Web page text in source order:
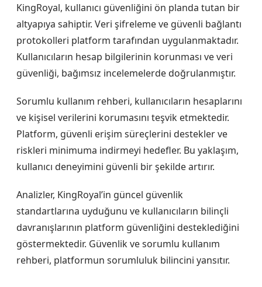
KingRoyal, kullanıcı güvenliğini ön planda tutan bir
altyapıya sahiptir. Veri şifreleme ve güvenli bağlantı
protokolleri platform tarafından uygulanmaktadır.
Kullanıcıların hesap bilgilerinin korunması ve veri
güvenliği, bağımsız incelemelerde doğrulanmıştır.
Sorumlu kullanım rehberi, kullanıcıların hesaplarını
ve kişisel verilerini korumasını teşvik etmektedir.
Platform, güvenli erişim süreçlerini destekler ve
riskleri minimuma indirmeyi hedefler. Bu yaklaşım,
kullanıcı deneyimini güvenli bir şekilde artırır.
Analizler, KingRoyal’in güncel güvenlik
standartlarına uyduğunu ve kullanıcıların bilinçli
davranışlarının platform güvenliğini desteklediğini
göstermektedir. Güvenlik ve sorumlu kullanım
rehberi, platformun sorumluluk bilincini yansıtır.